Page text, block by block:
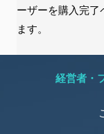
ーザーを購入完了
ます。
経営者・